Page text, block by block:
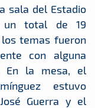
sala del Estadio
un total de 19
temas fueron
con alguna
En la mesa, el
estuvo
Guerra y el